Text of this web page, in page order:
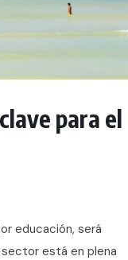
para el
educación, será
está en plena